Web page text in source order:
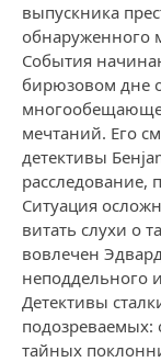
выпускника
обнаруженного
События
бирюзовом дне
мечтаний. Его
детективы
расследование,
Ситуация
витать слухи о
вовлечен
неподдельного
Детективы
подозреваемых:
тайных